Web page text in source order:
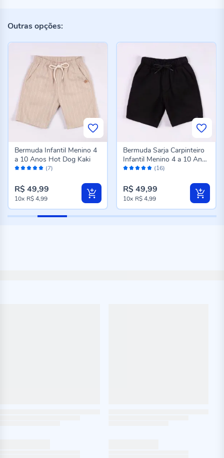
Outras opções:
Avaliação: (7)
Bermuda Infantil Menino 4
a 10 Anos Hot Dog Kaki
R$ 49,99
10x R$ 4,99
Avaliação: (16)
Bermuda Sarja Carpinteiro
Infantil Menino 4 a 10 Anos
Hot Dog Preto
R$ 49,99
10x R$ 4,99